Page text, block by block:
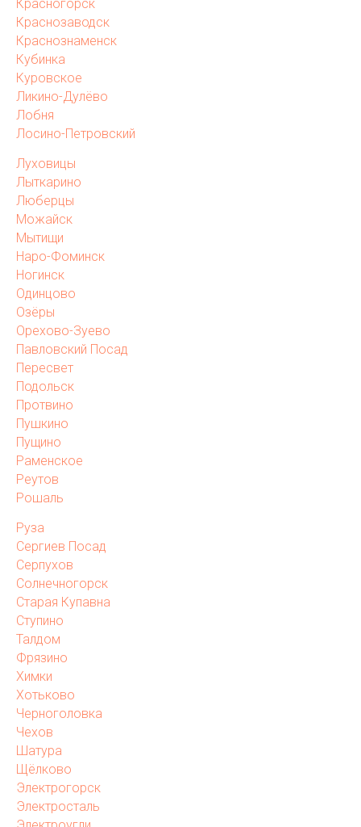
Красногорск
Краснозаводск
Краснознаменск
Кубинка
Куровское
Ликино-Дулёво
Лобня
Лосино-Петровский
Луховицы
Лыткарино
Люберцы
Можайск
Мытищи
Наро-Фоминск
Ногинск
Одинцово
Озёры
Орехово-Зуево
Павловский Посад
Пересвет
Подольск
Протвино
Пушкино
Пущино
Раменское
Реутов
Рошаль
Руза
Сергиев Посад
Серпухов
Солнечногорск
Старая Купавна
Ступино
Талдом
Фрязино
Химки
Хотьково
Черноголовка
Чехов
Шатура
Щёлково
Электрогорск
Электросталь